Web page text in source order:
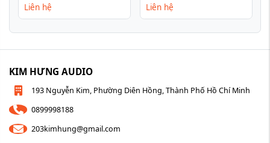
Liên hệ Liên hệ
KIM HƯNG AUDIO
193 Nguyễn Kim, Phường Diên Hồng, Thành Phố Hồ Chí Minh
0899998188
203kimhung@gmail.com